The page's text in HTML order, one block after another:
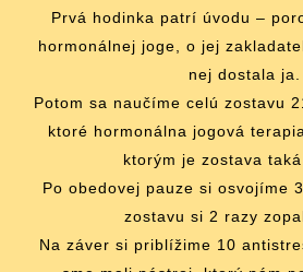
Prvá hodinka patrí úvodu –
hormonálnej joge, o jej
nej dostala ja.
Potom sa naučíme celú zostavu
ktoré hormonálna jogová
ktorým je zostava
Po obedovej pauze si osvojíme
zostavu si 2 razy
Na záver si priblížime 10